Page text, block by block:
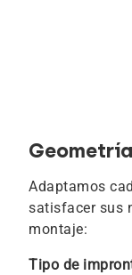
Adaptamos
satisfacer sus
montaje:
Tipo de